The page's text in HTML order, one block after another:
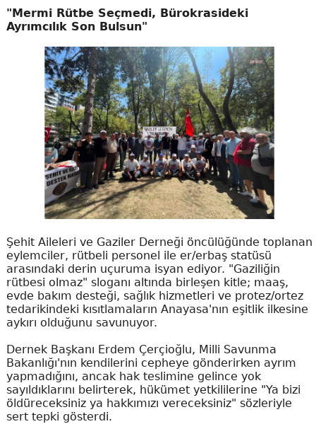
"Mermi Rütbe Seçmedi, Bürokrasideki
Ayrımcılık Son Bulsun"
Şehit Aileleri ve Gaziler Derneği öncülüğünde toplanan
eylemciler, rütbeli personel ile er/erbaş statüsü
arasındaki derin uçuruma isyan ediyor. "Gaziliğin
rütbesi olmaz" sloganı altında birleşen kitle; maaş,
evde bakım desteği, sağlık hizmetleri ve protez/ortez
tedarikindeki kısıtlamaların Anayasa'nın eşitlik ilkesine
aykırı olduğunu savunuyor.
Dernek Başkanı Erdem Çerçioğlu, Milli Savunma
Bakanlığı'nın kendilerini cepheye gönderirken ayrım
yapmadığını, ancak hak teslimine gelince yok
sayıldıklarını belirterek, hükümet yetkililerine "Ya bizi
öldüreceksiniz ya hakkımızı vereceksiniz" sözleriyle
sert tepki gösterdi.